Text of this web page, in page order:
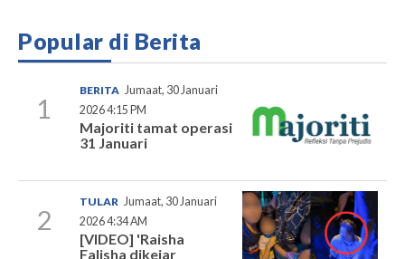
Popular di Berita
1
BERITA Jumaat, 30 Januari
2026 4:15 PM
Majoriti tamat operasi
31 Januari
2
TULAR Jumaat, 30 Januari
2026 4:34 AM
[VIDEO] 'Raisha
Falisha dikejar